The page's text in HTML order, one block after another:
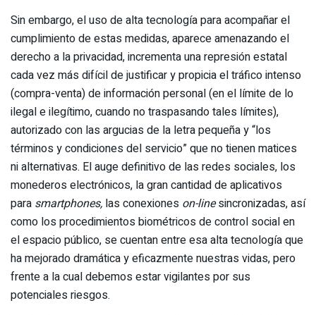
Sin embargo, el uso de alta tecnología para acompañar el
cumplimiento de estas medidas, aparece amenazando el
derecho a la privacidad, incrementa una represión estatal
cada vez más difícil de justificar y propicia el tráfico intenso
(compra-venta) de información personal (en el límite de lo
ilegal e ilegítimo, cuando no traspasando tales límites),
autorizado con las argucias de la letra pequeña y “los
términos y condiciones del servicio” que no tienen matices
ni alternativas. El auge definitivo de las redes sociales, los
monederos electrónicos, la gran cantidad de aplicativos
para smartphones, las conexiones on-linesincronizadas, así
como los procedimientos biométricos de control social en
el espacio público, se cuentan entre esa alta tecnología que
ha mejorado dramática y eficazmente nuestras vidas, pero
frente a la cual debemos estar vigilantes por sus
potenciales riesgos.